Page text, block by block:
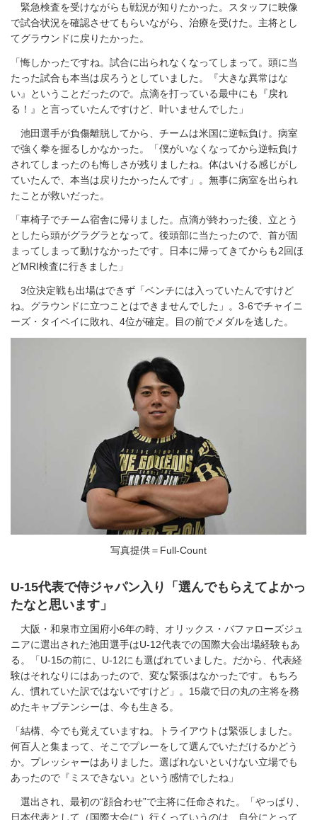
緊急検査を受けながらも戦況が知りたかった。スタッフに映像
で試合状況を確認させてもらいながら、治療を受けた。主将とし
てグラウンドに戻りたかった。
「悔しかったですね。試合に出られなくなってしまって。頭に当
たった試合も本当は戻ろうとしていました。『大きな異常はな
い』ということだったので。点滴を打っている最中にも『戻れ
る！』と言っていたんですけど、叶いませんでした」
池田選手が負傷離脱してから、チームは米国に逆転負け。病室
で強く拳を握るしかなかった。「僕がいなくなってから逆転負け
されてしまったのも悔しさが残りましたね。体はいける感じがし
ていたんで、本当は戻りたかったんです」。無事に病室を出られ
たことが救いだった。
「車椅子でチーム宿舎に帰りました。点滴が終わった後、立とう
としたら頭がグラグラとなって。後頭部に当たったので、首が固
まってしまって動けなかったです。日本に帰ってきてからも2回ほ
どMRI検査に行きました」
3位決定戦も出場はできず「ベンチには入っていたんですけど
ね。グラウンドに立つことはできませんでした」。3-6でチャイニ
ーズ・タイペイに敗れ、4位が確定。目の前でメダルを逃した。
写真提供＝Full-Count
U-15代表で侍ジャパン入り「選んでもらえてよかっ
たなと思います」
大阪・和泉市立国府小6年の時、オリックス・バファローズジュ
ニアに選出された池田選手はU-12代表での国際大会出場経験もあ
る。「U-15の前に、U-12にも選ばれていました。だから、代表経
験はそれなりにはあったので、変な緊張はなかったです。もちろ
ん、慣れていた訳ではないですけど」。15歳で日の丸の主将を務
めたキャプテンシーは、今も生きる。
「結構、今でも覚えていますね。トライアウトは緊張しました。
何百人と集まって、そこでプレーをして選んでいただけるかどう
か。プレッシャーはありました。選ばれないといけない立場でも
あったので『ミスできない』という感情でしたね」
選出され、最初の“顔合わせ”で主将に任命された。「やっぱり、
日本代表として（国際大会に）行くっていうのは、自分にとって